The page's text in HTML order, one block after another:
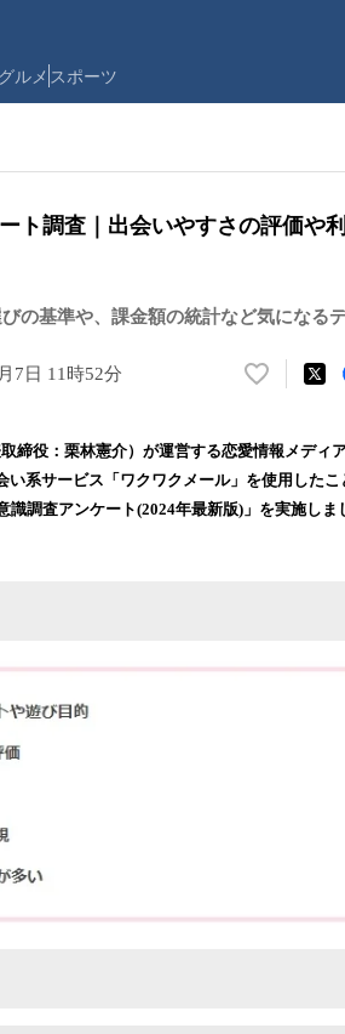
グルメ スポーツ
ト調査｜出会いやすさの評価や
の基準や、課金額の統計など気になる
7日 11時52分
い
！
数
を
で
締役：栗林憲介）が運営する恋愛情報メディ
い系サービス「ワクワクメール」を使用した
調査アンケート(2024年最新版)」を実施しま